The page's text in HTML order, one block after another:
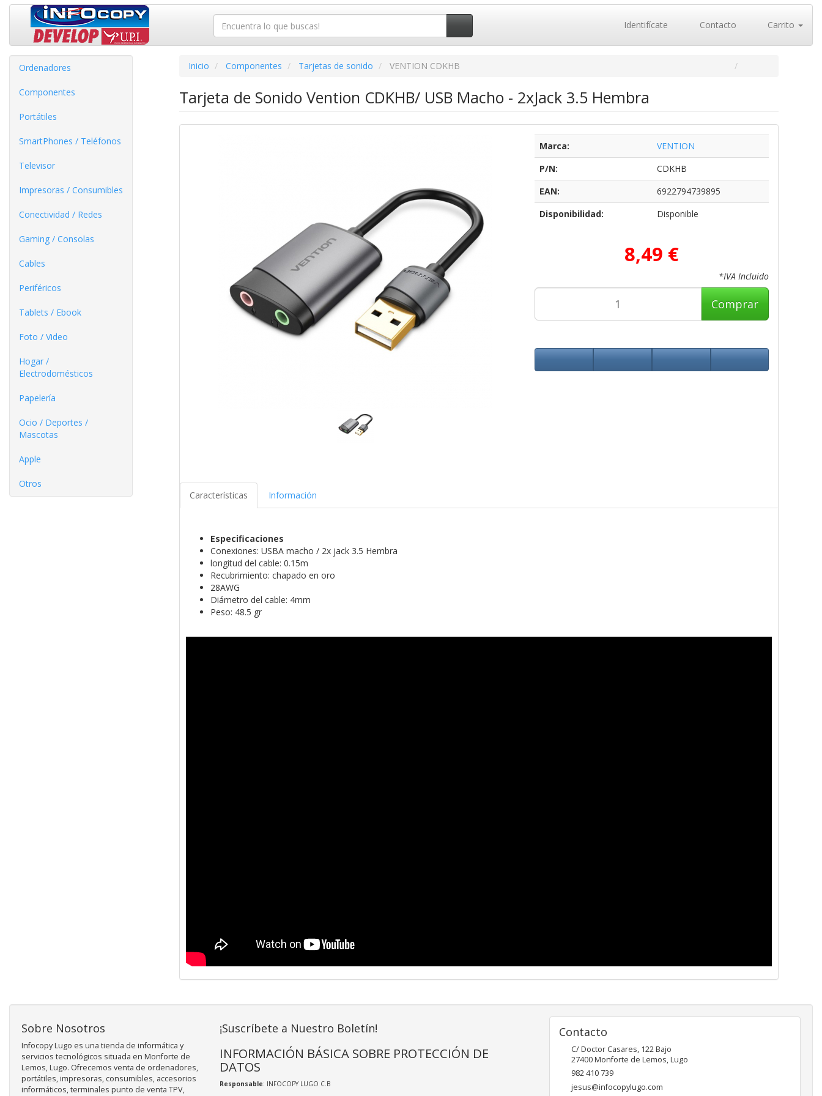
Identifícate Contacto Carrito
Ordenadores
Componentes
Portátiles
SmartPhones / Teléfonos
Televisor
Impresoras / Consumibles
Conectividad / Redes
Gaming / Consolas
Cables
Periféricos
Tablets / Ebook
Foto / Video
Hogar /
Electrodomésticos
Papelería
Ocio / Deportes /
Mascotas
Apple
Otros
Inicio Componentes Tarjetas de sonido VENTION CDKHB
Tarjeta de Sonido Vention CDKHB/ USB Macho - 2xJack 3.5 Hembra
Marca:
VENTION
P/N:
CDKHB
EAN:
6922794739895
Disponibilidad:
Disponible
8,49 €
*IVA Incluido
Comprar
Características Información
Especificaciones
Conexiones: USBA macho / 2x jack 3.5 Hembra
longitud del cable: 0.15m
Recubrimiento: chapado en oro
28AWG
Diámetro del cable: 4mm
Peso: 48.5 gr
Sobre Nosotros
Infocopy Lugo es una tienda de informática y
servicios tecnológicos situada en Monforte de
Lemos, Lugo. Ofrecemos venta de ordenadores,
portátiles, impresoras, consumibles, accesorios
informáticos, terminales punto de venta TPV,
¡Suscríbete a Nuestro Boletín!
INFORMACIÓN BÁSICA SOBRE PROTECCIÓN DE
DATOS
Responsable: INFOCOPY LUGO C.B
Contacto
C/ Doctor Casares, 122 Bajo
27400Monforte de Lemos,Lugo
982 410 739
jesus@infocopylugo.com